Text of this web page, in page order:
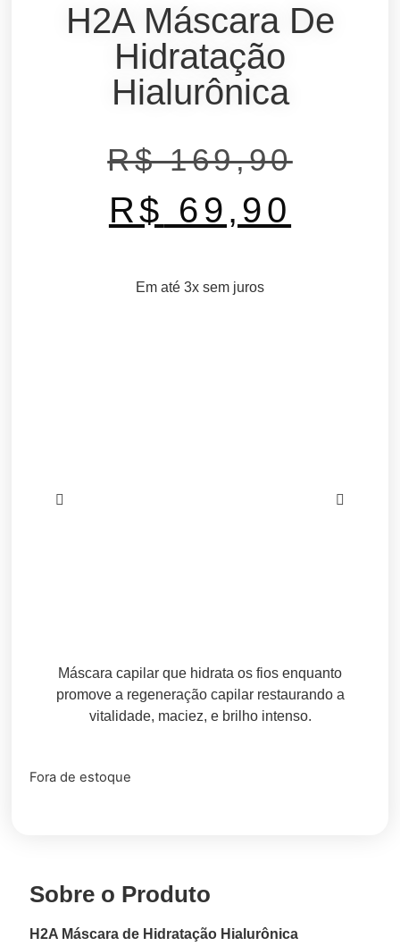
H2A Máscara De
Hidratação
Hialurônica
R$169,90
R$ 69,90
Em até 3x sem juros
Máscara capilar que hidrata os fios enquanto
promove a regeneração capilar restaurando a
vitalidade, maciez, e brilho intenso.
Fora de estoque
Sobre o Produto
H2A Máscara de Hidratação Hialurônica